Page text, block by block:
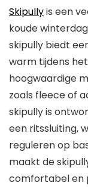
Skipullyis een
koude
skipully biedt
warm tijdens
hoogwaardige
zoals fleece of
skipully is
een ritssluiting,
reguleren op
maakt de
comfortabel en